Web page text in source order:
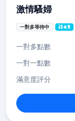
激情騷婦
一對多等待中 i349
一對多點數
一對一點數
滿意度評分